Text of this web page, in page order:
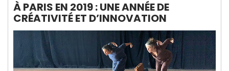
À PARIS EN 2019 : UNE ANNÉE DE
CRÉATIVITÉ ET D’INNOVATION